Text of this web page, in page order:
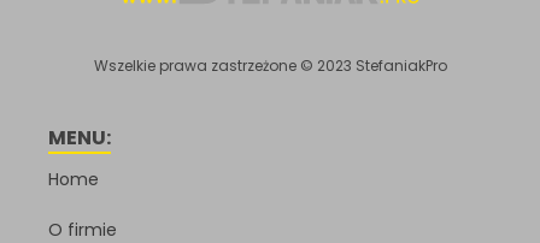
Wszelkie prawa zastrzeżone © 2023 StefaniakPro
MENU:
Home
O firmie